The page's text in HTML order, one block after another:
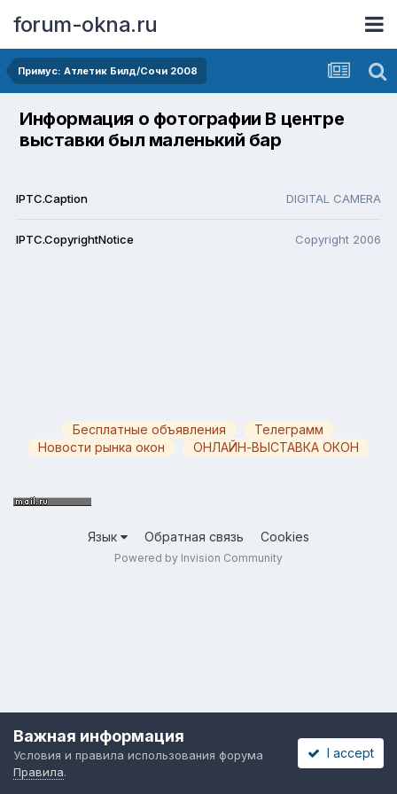
forum-okna.ru
Примус: Атлетик Билд/Сочи 2008
Информация о фотографии В центре
выставки был маленький бар
IPTC.Caption DIGITAL CAMERA
IPTC.CopyrightNotice Copyright 2006
Бесплатные объявления
Телеграмм
Новости рынка окон
ОНЛАЙН-ВЫСТАВКА ОКОН
Язык Обратная связь Cookies
Powered by Invision Community
Важная информация
Условия и правила использования форума
Правила.
I accept